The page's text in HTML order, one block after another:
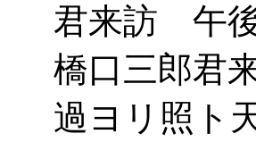
君来訪 午
橋口三郎君
過ヨリ照ト